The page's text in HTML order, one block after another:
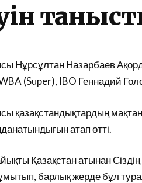
Нұрсұлтан Назарбаев
(Super), IBO Геннадий
қазақстандықтардың
атап өтті.
Қазақстан атынан
барлық жерде бұл